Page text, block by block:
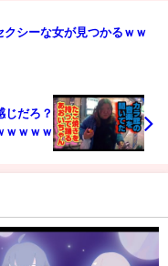
クシーな女が見つかるｗｗ
じだろ？
ｗｗｗｗ